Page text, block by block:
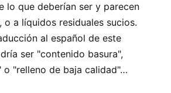
lo que deberían ser y parecen
o a líquidos residuales sucios.
al español de este
ser "contenido basura",
o "relleno de baja calidad"…